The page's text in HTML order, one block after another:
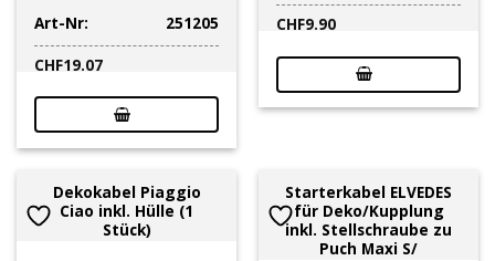
Art-Nr:
251205
CHF19.07
CHF9.90
Dekokabel Piaggio
Ciao inkl. Hülle (1
Stück)
Starterkabel ELVEDES
für Deko/Kupplung
inkl. Stellschraube zu
Puch Maxi S/